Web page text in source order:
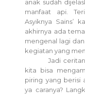
anak sudah
manfaat api.
Asyiknya Sains’
akhirnya ada
mengenal lagi
kegiatan yang
Jadi
kita bisa
piring yang berisi
ya caranya?